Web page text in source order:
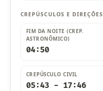
CREPÚSCULOS E DIREÇÕES
FIM DA NOITE (CREP.
ASTRONÔMICO)
04:50
CREPÚSCULO CIVIL
05:43 - 17:46